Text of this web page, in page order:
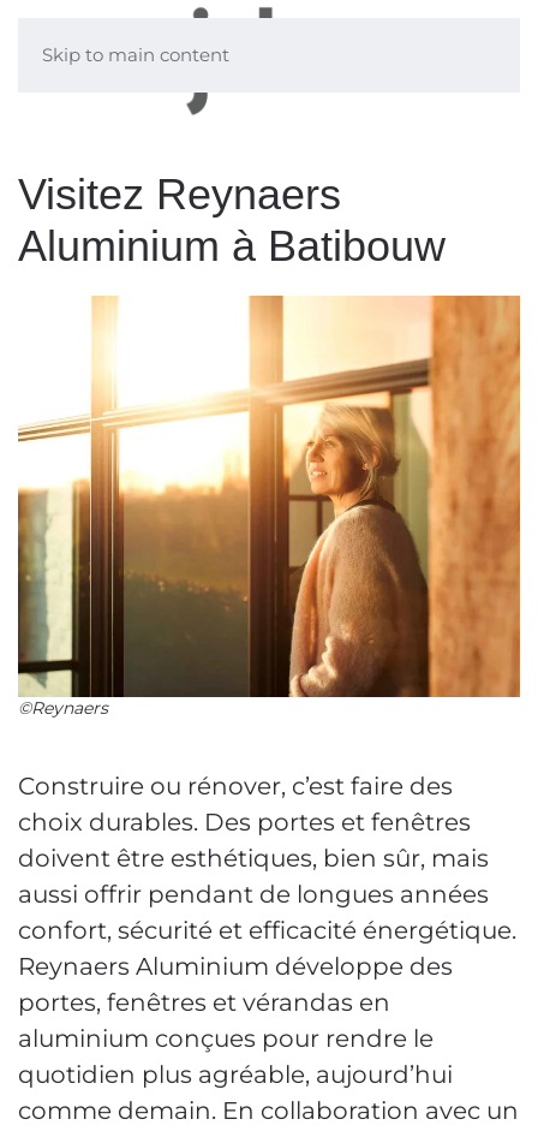
Skip to main content
Visitez Reynaers
Aluminium à Batibouw
©Reynaers
Construire ou rénover, c’est faire des
choix durables. Des portes et fenêtres
doivent être esthétiques, bien sûr, mais
aussi offrir pendant de longues années
confort, sécurité et efficacité énergétique.
Reynaers Aluminium développe des
portes, fenêtres et vérandas en
aluminium conçues pour rendre le
quotidien plus agréable, aujourd’hui
comme demain. En collaboration avec un